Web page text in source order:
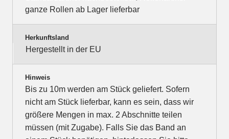
ganze Rollen ab Lager lieferbar
Herkunftsland
Hergestellt in der EU
Hinweis
Bis zu 10m werden am Stück geliefert. Sofern
nicht am Stück lieferbar, kann es sein, dass wir
größere Mengen in max. 2 Abschnitte teilen
müssen (mit Zugabe). Falls Sie das Band an